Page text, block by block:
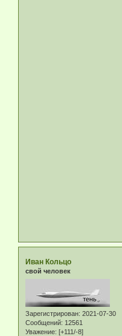
Иван Кольцо
свой человек
Зарегистрирован: 2021-07-30
Сообщений: 12561
Уважение: [+111/-8]